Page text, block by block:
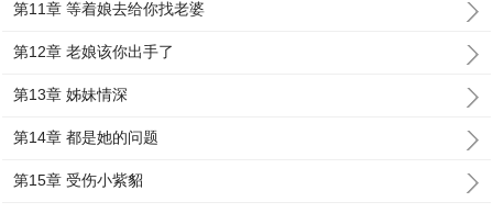
第11章 等着娘去给你找老婆
第12章 老娘该你出手了
第13章 姊妹情深
第14章 都是她的问题
第15章 受伤小紫貂